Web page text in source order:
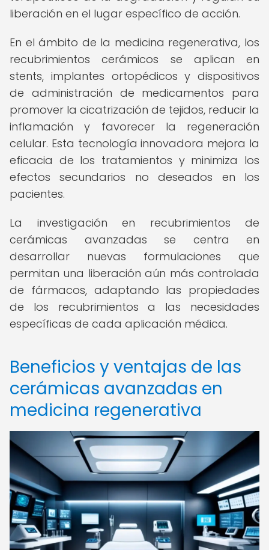
liberación en el lugar específico de acción.
En el ámbito de la medicina regenerativa, los
recubrimientos cerámicos se aplican en
stents, implantes ortopédicos y dispositivos
de administración de medicamentos para
promover la cicatrización de tejidos, reducir la
inflamación y favorecer la regeneración
celular. Esta tecnología innovadora mejora la
eficacia de los tratamientos y minimiza los
efectos secundarios no deseados en los
pacientes.
La investigación en recubrimientos de
cerámicas avanzadas se centra en
desarrollar nuevas formulaciones que
permitan una liberación aún más controlada
de fármacos, adaptando las propiedades
de los recubrimientos a las necesidades
específicas de cada aplicación médica.
Beneficios y ventajas de las
cerámicas avanzadas en
medicina regenerativa